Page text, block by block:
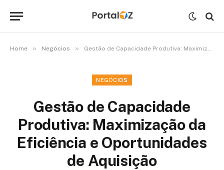
Home » Negócios » Gestão de Capacidade Produtiva: Maximização da Eficiência e Oportunidades de Aquisição
NEGÓCIOS
Gestão de Capacidade
Produtiva: Maximização da
Eficiência e Oportunidades
de Aquisição